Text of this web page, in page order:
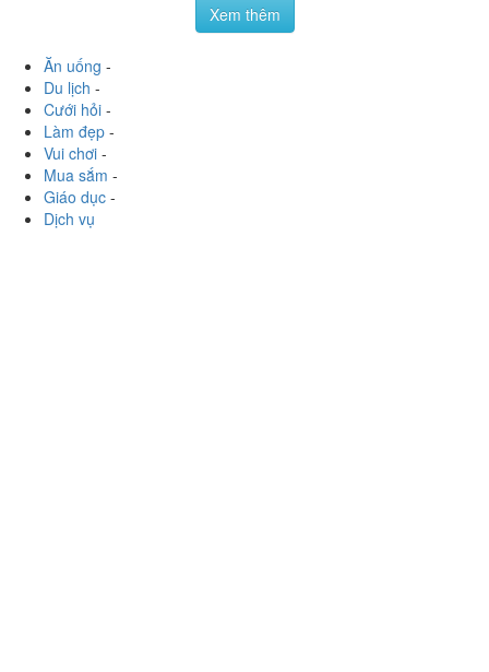
Xem thêm
Ăn uống -
Du lịch -
Cưới hỏi -
Làm đẹp -
Vui chơi -
Mua sắm -
Giáo dục -
Dịch vụ